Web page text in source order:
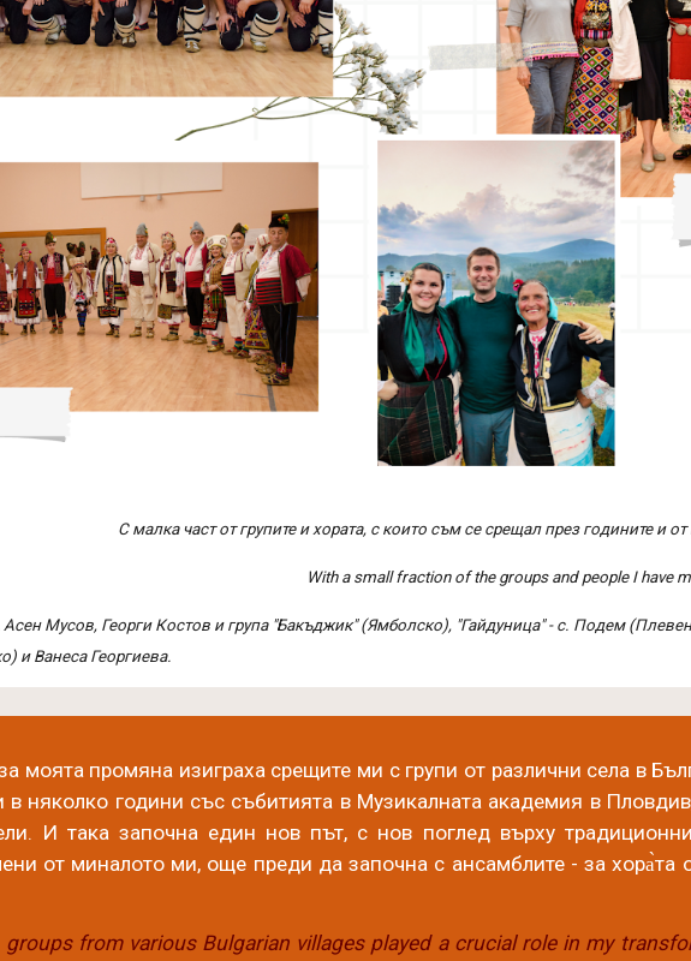
С малка част от групите и хората, с които съм се срещал през годините и
With a small fraction of the groups and people I have
Асен Мусов, Георги Костов и група "Бакъджик" (Ямболско), "Гайдуница" - с. Подем
и Ванеса Георгиева.
моята промяна изиграха срещите ми с групи от различни села в
в няколко години със събитията в Музикалната академия в
И така започна един нов път, с нов поглед върху
от миналото ми, още преди да започна с ансамблите - за хора̀та
from various Bulgarian villages played a crucial role in my